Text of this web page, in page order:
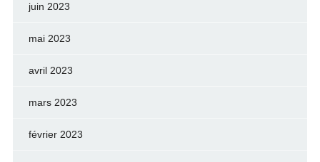
juin 2023
mai 2023
avril 2023
mars 2023
février 2023